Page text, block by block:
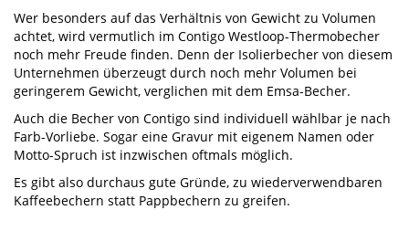
Wer besonders auf das Verhältnis von Gewicht zu Volumen
achtet, wird vermutlich im Contigo Westloop-Thermobecher
noch mehr Freude finden. Denn der Isolierbecher von diesem
Unternehmen überzeugt durch noch mehr Volumen bei
geringerem Gewicht, verglichen mit dem Emsa-Becher.
Auch die Becher von Contigo sind individuell wählbar je nach
Farb-Vorliebe. Sogar eine Gravur mit eigenem Namen oder
Motto-Spruch ist inzwischen oftmals möglich.
Es gibt also durchaus gute Gründe, zu wiederverwendbaren
Kaffeebechern statt Pappbechern zu greifen.